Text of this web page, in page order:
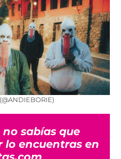
no sabías que
lo encuentras en